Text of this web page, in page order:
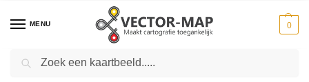
MENU 0
Home Kaarten - Topografische kaarten